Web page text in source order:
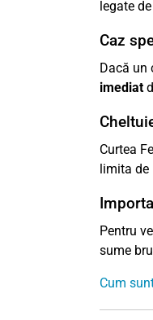
legate
Caz
Dacă un
imediat
Curtea
limita de
Pentru
sume
Cum